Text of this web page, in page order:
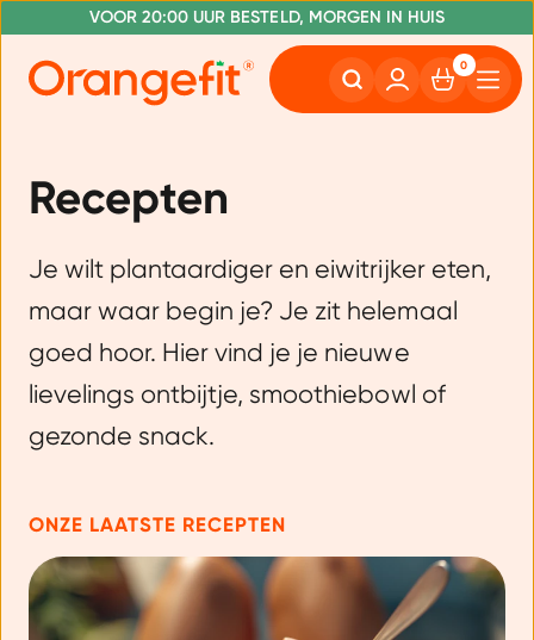
NR. 1 GETEST CONSUMENTENBOND
VOOR 20:00 UUR BESTELD, MORGEN IN HUIS
GRATIS VERZENDING VANAF €50
0
Recepten
Je wilt plantaardiger en eiwitrijker eten,
maar waar begin je? Je zit helemaal
goed hoor. Hier vind je je nieuwe
lievelings ontbijtje, smoothiebowl of
gezonde snack.
ONZE LAATSTE RECEPTEN